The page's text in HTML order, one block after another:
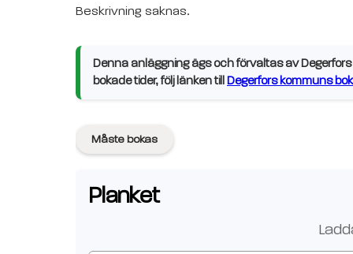
Beskrivning saknas.
Denna anläggning ägs och förvaltas av
bokade tider, följ länken till Degerfors kommuns
Måste bokas
Planket